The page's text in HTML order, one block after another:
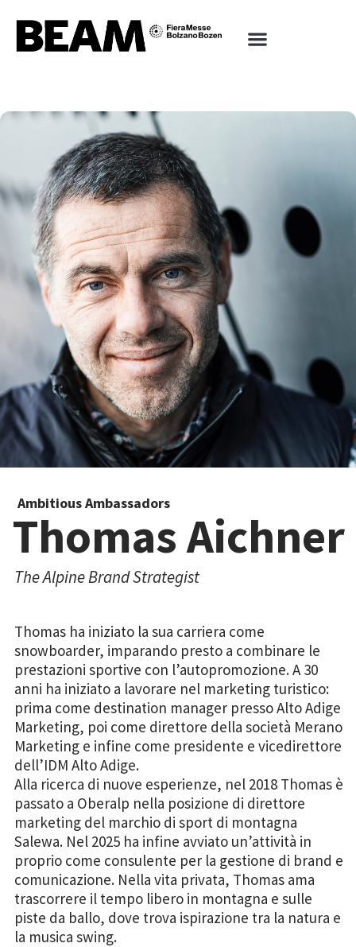
Ambitious Ambassadors
Thomas Aichner
The Alpine Brand Strategist
Thomas ha iniziato la sua carriera come
snowboarder, imparando presto a combinare le
prestazioni sportive con l’autopromozione. A 30
anni ha iniziato a lavorare nel marketing turistico:
prima come destination manager presso Alto Adige
Marketing, poi come direttore della società Merano
Marketing e infine come presidente e vicedirettore
dell’IDM Alto Adige.
Alla ricerca di nuove esperienze, nel 2018 Thomas è
passato a Oberalp nella posizione di direttore
marketing del marchio di sport di montagna
Salewa. Nel 2025 ha infine avviato un’attività in
proprio come consulente per la gestione di brand e
comunicazione. Nella vita privata, Thomas ama
trascorrere il tempo libero in montagna e sulle
piste da ballo, dove trova ispirazione tra la natura e
la musica swing.